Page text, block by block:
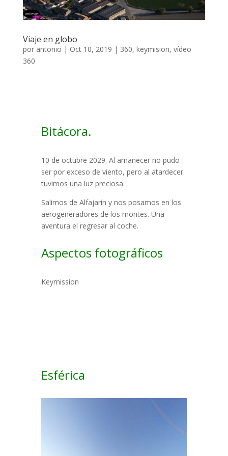
Viaje en globo
por antonio | Oct 10, 2019 | 360, keymision, vídeo
360
Bitácora.
10 de octubre 2029. Al amanecer no pudo
ser por exceso de viento, pero al atardecer
tuvimos una luz preciosa.
Salimos de Alfajarín y nos posamos en los
aerogeneradores de los montes. Una
aventura el regresar al coche.
Aspectos fotográficos
Keymission
Esférica